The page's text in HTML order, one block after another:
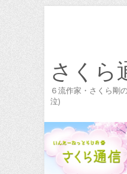
さくら
６流作家・さくら剛
泣)